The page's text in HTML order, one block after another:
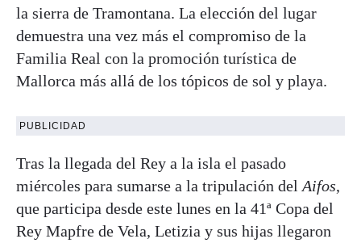
la sierra de Tramontana. La elección del lugar
demuestra una vez más el compromiso de la
Familia Real con la promoción turística de
Mallorca más allá de los tópicos de sol y playa.
PUBLICIDAD
Tras la llegada del Rey a la isla el pasado
miércoles para sumarse a la tripulación del Aifos,
que participa desde este lunes en la 41ª Copa del
Rey Mapfre de Vela, Letizia y sus hijas llegaron